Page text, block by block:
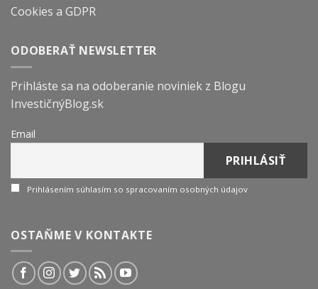
Cookies a GDPR
ODOBERAŤ NEWSLETTER
Prihláste sa na odoberanie noviniek z Blogu
InvestičnýBlog.sk
Email
Prihlásením súhlasím so spracovaním osobných údajov
OSTAŇME V KONTAKTE